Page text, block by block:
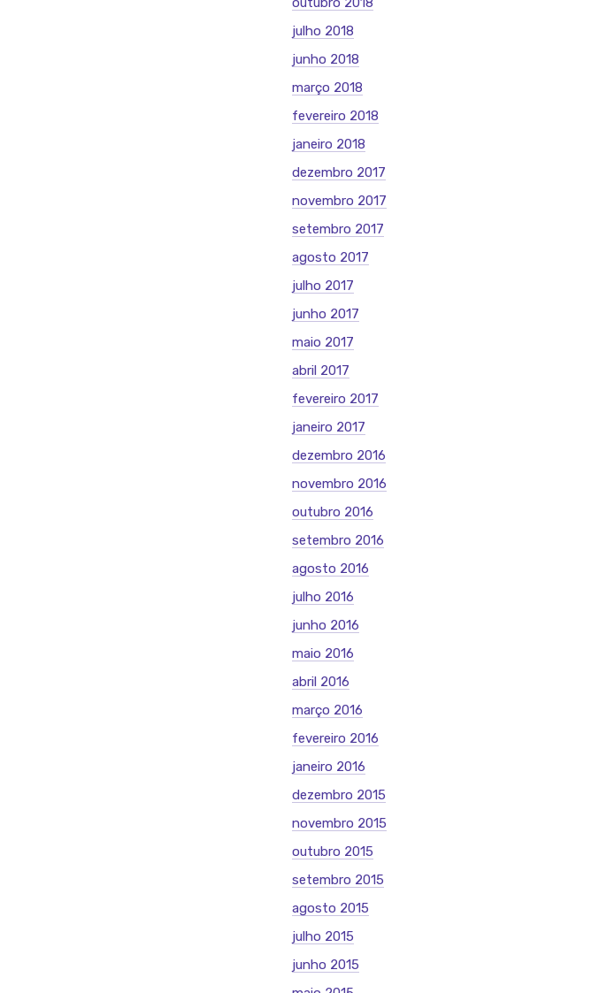
julho 2018
junho 2018
março 2018
fevereiro 2018
janeiro 2018
dezembro 2017
novembro 2017
setembro 2017
agosto 2017
julho 2017
junho 2017
maio 2017
abril 2017
fevereiro 2017
janeiro 2017
dezembro 2016
novembro 2016
outubro 2016
setembro 2016
agosto 2016
julho 2016
junho 2016
maio 2016
abril 2016
março 2016
fevereiro 2016
janeiro 2016
dezembro 2015
novembro 2015
outubro 2015
setembro 2015
agosto 2015
julho 2015
junho 2015